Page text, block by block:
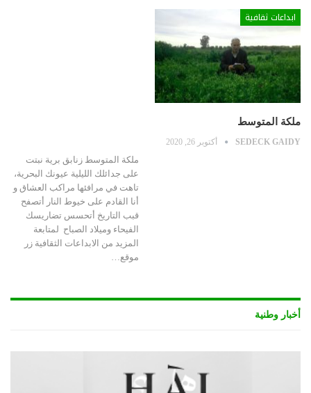
ابداعات ثقافية
ملكة المتوسط
SEDECK GAIDY أكتوبر 26, 2020
ملكة المتوسط زنابق برية نبتت
على جدائلك الليلية عيونك البحرية،
تاهت في مرافئها مراكب العشاق و
أنا القادم على خيوط النار أتصفح
قبب التاريخ أتحسس تضاريسك
الفيحاء وميلاد الصباح لمتابعة
المزيد من الابداعات الثقافية زر
موقع…
أخبار وطنية